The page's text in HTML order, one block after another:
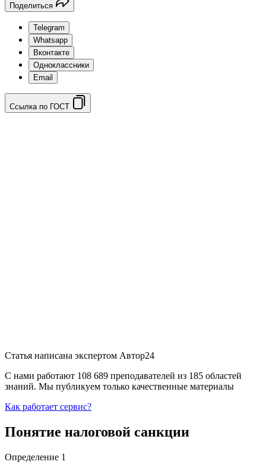
Поделиться
Telegram
Whatsapp
Вконтакте
Одноклассники
Email
Ссылка по ГОСТ
Статья написана экспертом Автор24
С нами работают 108 689 преподавателей из 185 областей
знаний. Мы публикуем только качественные материалы
Как работает сервис?
Понятие налоговой санкции
Определение 1